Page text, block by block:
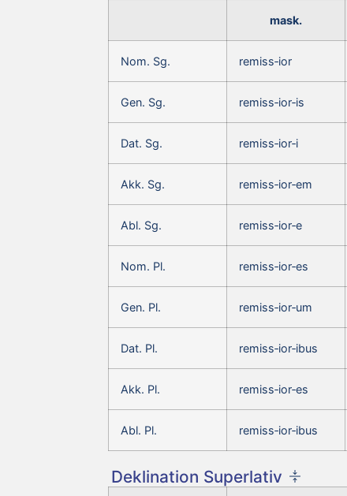
mask.
Nom. Sg. remiss‑ior
Gen. Sg. remiss‑ior‑is
Dat. Sg. remiss‑ior‑i
Akk. Sg. remiss‑ior‑em
Abl. Sg. remiss‑ior‑e
Nom. Pl. remiss‑ior‑es
Gen. Pl. remiss‑ior‑um
Dat. Pl. remiss‑ior‑ibus
Akk. Pl. remiss‑ior‑es
Abl. Pl. remiss‑ior‑ibus
Deklination Superlativ